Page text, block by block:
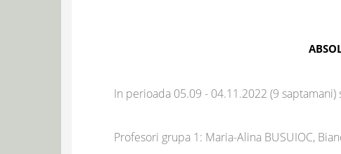
In perioada 05.09 - 04.11.2022 (9
Profesori grupa 1: Maria-Alina BUSUIOC,